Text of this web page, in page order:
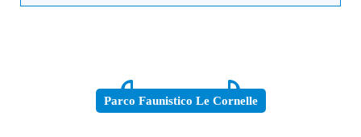
Parco Faunistico Le Cornelle